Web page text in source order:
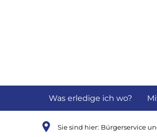
Was erledige ich wo?
Sie sind hier: Bürgerservice